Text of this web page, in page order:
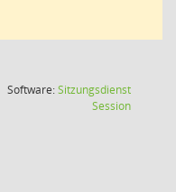
Software:Sitzungsdienst
Session(Wird in